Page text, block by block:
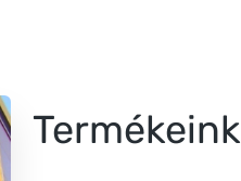
Termékeink